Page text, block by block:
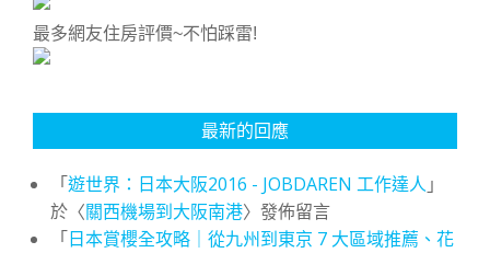
最多網友住房評價~不怕踩雷!
最新的回應
「遊世界：日本大阪2016 - JOBDAREN 工作達人 」
於〈關西機場到大阪南港〉發佈留言
「日本賞櫻全攻略｜從九州到東京 7 大區域推薦、花